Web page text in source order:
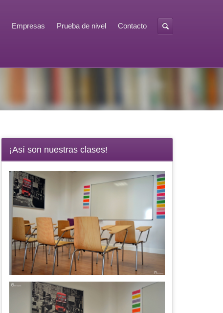
Empresas Prueba de nivel Contacto
¡Así son nuestras clases!